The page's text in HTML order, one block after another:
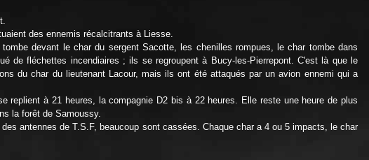
des ennemis récalcitrants à Liesse.
devant le char du sergent Sacotte, les chenilles rompues, le char tombe dans
de fléchettes incendiaires ; ils se regroupent à Bucy-les-Pierrepont. C'est là que le
du char du lieutenant Lacour, mais ils ont été attaqués par un avion ennemi qui a
replient à 21 heures, la compagnie D2 bis à 22 heures. Elle reste une heure de plus
la forêt de Samoussy.
antennes de T.S.F, beaucoup sont cassées. Chaque char a 4 ou 5 impacts, le char